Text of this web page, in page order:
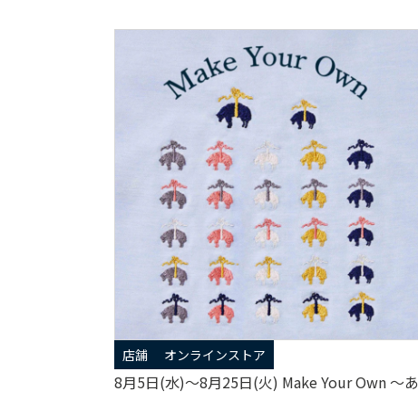
店舗 オンラインストア
8月5日(水)～8月25日(火) Make Your Own ～あ